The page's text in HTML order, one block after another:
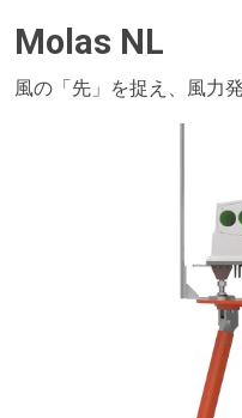
Molas NL
風の「先」を捉え、風力